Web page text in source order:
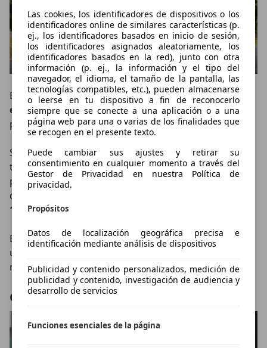
Las cookies, los identificadores de dispositivos o los
identificadores online de similares características (p.
ej., los identificadores basados en inicio de sesión,
los identificadores asignados aleatoriamente, los
identificadores basados en la red), junto con otra
información (p. ej., la información y el tipo del
navegador, el idioma, el tamaño de la pantalla, las
tecnologías compatibles, etc.), pueden almacenarse
o leerse en tu dispositivo a fin de reconocerlo
siempre que se conecte a una aplicación o a una
página web para una o varias de los finalidades que
se recogen en el presente texto.
Puede cambiar sus ajustes y retirar su
consentimiento en cualquier momento a través del
Gestor de Privacidad en nuestra Política de
privacidad.
Propósitos
Datos de localización geográfica precisa e
identificación mediante análisis de dispositivos
Publicidad y contenido personalizados, medición de
publicidad y contenido, investigación de audiencia y
desarrollo de servicios
Funciones esenciales de la página
El Honda Super-N equipa unmotor eléctrico situado
en el eje delantero que desarrolla 47 kW (64 CV), la
potencia máxima habitual de los kei car japoneses.
Sin embargo, incorpora un modo Boost
que aumenta
temporalmente la potencia hasta los 70 kW (95 CV),
permitiendo reducir la aceleración de 0 a 100 km/h
desde los
10 segundos
El sistema desarrolla además161 Nm de pary mueve
un conjunto que pesa únicamente
1.097 kg
muy contenida para un coche eléctrico actual.
Cambio simulado de siete velocidades